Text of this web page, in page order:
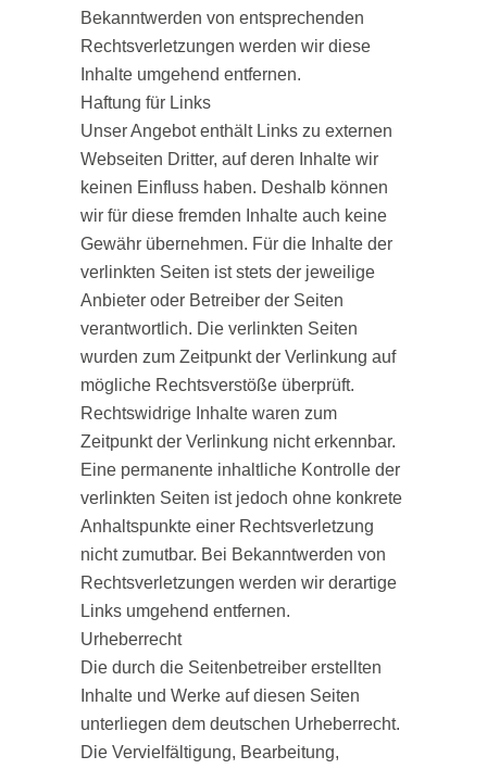
Bekanntwerden von entsprechenden
Rechtsverletzungen werden wir diese
Inhalte umgehend entfernen.
Haftung für Links
Unser Angebot enthält Links zu externen
Webseiten Dritter, auf deren Inhalte wir
keinen Einfluss haben. Deshalb können
wir für diese fremden Inhalte auch keine
Gewähr übernehmen. Für die Inhalte der
verlinkten Seiten ist stets der jeweilige
Anbieter oder Betreiber der Seiten
verantwortlich. Die verlinkten Seiten
wurden zum Zeitpunkt der Verlinkung auf
mögliche Rechtsverstöße überprüft.
Rechtswidrige Inhalte waren zum
Zeitpunkt der Verlinkung nicht erkennbar.
Eine permanente inhaltliche Kontrolle der
verlinkten Seiten ist jedoch ohne konkrete
Anhaltspunkte einer Rechtsverletzung
nicht zumutbar. Bei Bekanntwerden von
Rechtsverletzungen werden wir derartige
Links umgehend entfernen.
Urheberrecht
Die durch die Seitenbetreiber erstellten
Inhalte und Werke auf diesen Seiten
unterliegen dem deutschen Urheberrecht.
Die Vervielfältigung, Bearbeitung,